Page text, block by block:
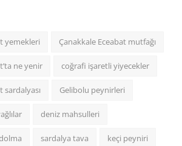
yemekleri Çanakkale Eceabat mutfağı
ne yenir coğrafi işaretli yiyecekler
sardalyası Gelibolu peynirleri
deniz mahsulleri
sardalya tava keçi peyniri